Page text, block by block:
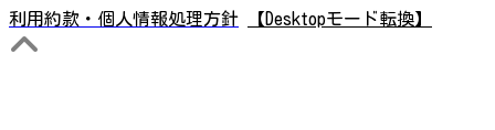
利用約款・個人情報処理方針
【Desktopモード転換】